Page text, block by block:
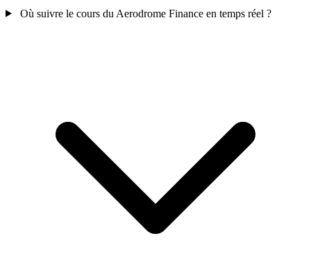
Où suivre le cours du Aerodrome Finance en temps réel ?